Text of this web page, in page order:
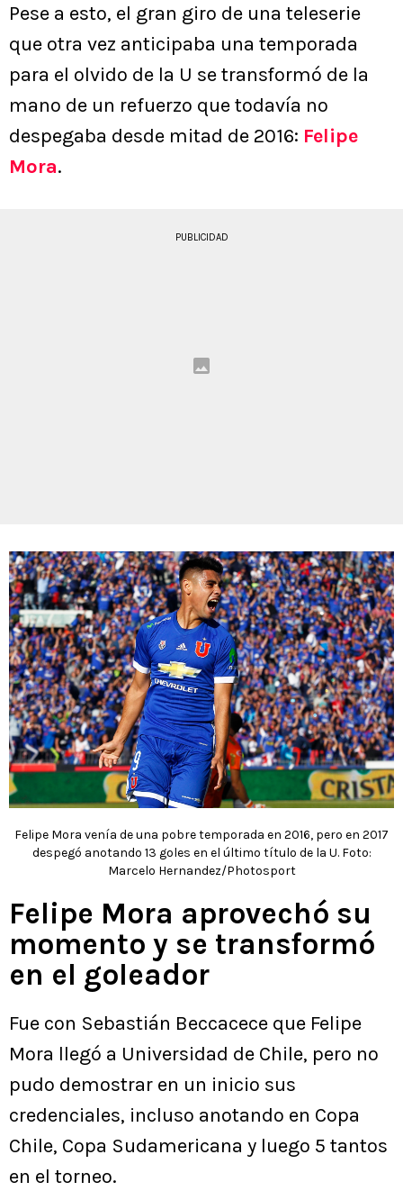
Pese a esto, el gran giro de una teleserie
que otra vez anticipaba una temporada
para el olvido de la U se transformó de la
mano de un refuerzo que todavía no
despegaba desde mitad de 2016: Felipe
Mora.
PUBLICIDAD
Felipe Mora venía de una pobre temporada en 2016, pero en 2017
despegó anotando 13 goles en el último título de la U. Foto:
Marcelo Hernandez/Photosport
Felipe Mora aprovechó su
momento y se transformó
en el goleador
Fue con Sebastián Beccacece que Felipe
Mora llegó a Universidad de Chile, pero no
pudo demostrar en un inicio sus
credenciales, incluso anotando en Copa
Chile, Copa Sudamericana y luego 5 tantos
en el torneo.